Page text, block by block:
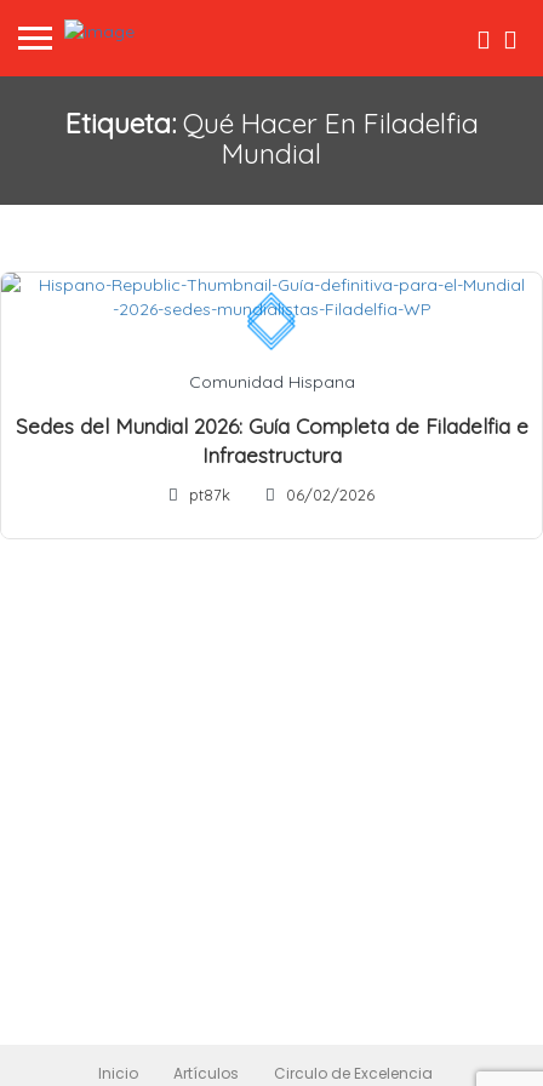
Etiqueta: Qué Hacer En Filadelfia
Mundial
Comunidad Hispana
Sedes del Mundial 2026: Guía Completa de Filadelfia e
Infraestructura
pt87k 06/02/2026
Inicio Artículos Circulo de Excelencia